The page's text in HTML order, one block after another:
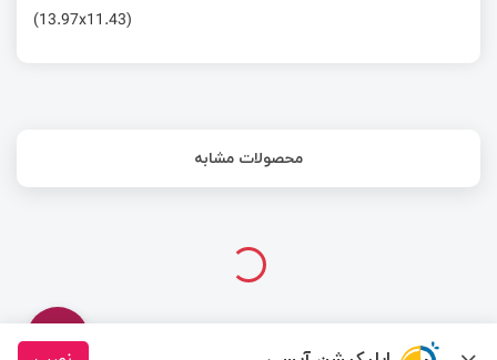
(13.97x11.43)
محصولات مشابه